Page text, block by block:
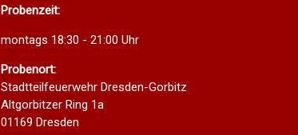
Probenzeit:
montags 18:30 - 21:00 Uhr
Probenort:
Stadtteilfeuerwehr Dresden-Gorbitz
Altgorbitzer Ring 1a
01169 Dresden